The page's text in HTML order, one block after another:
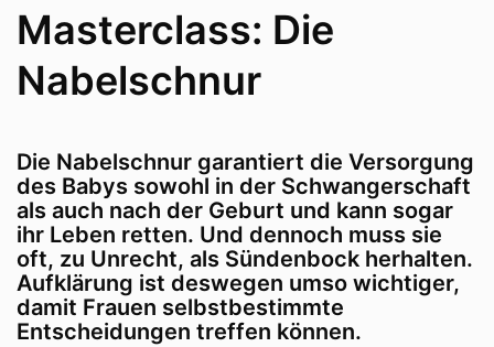
Masterclass: Die
Nabelschnur
Die Nabelschnur garantiert die Versorgung
des Babys sowohl in der Schwangerschaft
als auch nach der Geburt und kann sogar
ihr Leben retten. Und dennoch muss sie
oft, zu Unrecht, als Sündenbock herhalten.
Aufklärung ist deswegen umso wichtiger,
damit Frauen selbstbestimmte
Entscheidungen treffen können.